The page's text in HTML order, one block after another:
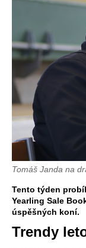
Tomáš Janda na
Tento týden
Yearling Sale
úspěšných koní.
Trendy